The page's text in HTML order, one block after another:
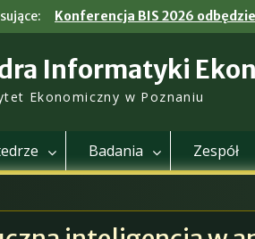
Konferencja BIS 2026
Informatyki
Ekonomiczny w Poznaniu
Badania Zespół